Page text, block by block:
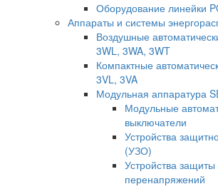
Оборудование линейки
Аппараты и системы
Воздушные
3WL, 3WA, 3WT
Компактные
3VL, 3VA
Модульная аппаратура
Модульные
выключатели
Устройства
(УЗО)
Устройства защиты
перенапряжений